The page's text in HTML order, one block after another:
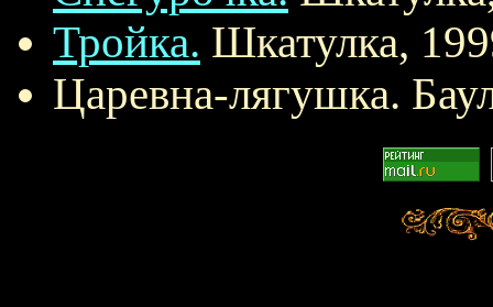
Тройка. Шкатулка,
Царевна-лягушка.